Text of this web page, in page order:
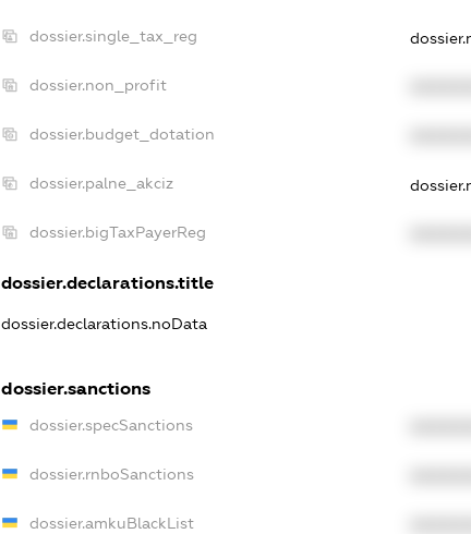
dossier.single_tax_reg
dossier.non_profit
dossier.budget_dotation
dossier.palne_akciz
dossier.bigTaxPayerReg
dossier.declarations.title
dossier.declarations.noData
dossier.sanctions
dossier.specSanctions
dossier.rnboSanctions
dossier.amkuBlackList